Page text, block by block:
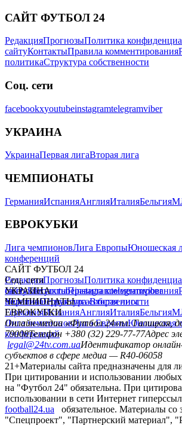
САЙТ ФУТБОЛ 24
РедакцияПрогнозыПолитика
сайтуКонтактыПравила комментирования
политикаСтруктура собственности
Соц. сети
facebookxyoutubeinstagramtelegramviber
УКРАИНА
УкраинаПервая лигаВторая лига
ЧЕМПИОНАТЫ
ГерманияИспанияАнглияИталияБельгия
ЕВРОКУБКИ
Лига чемпионовЛига ЕвропыЮношеская
конференций
САЙТ ФУТБОЛ 24
РедакцияПрогнозыПолитика
сайтуКонтактыПравила комментирования
политикаСтруктура собственности
Соц. сети
facebookxyoutubeinstagramtelegramviber
УКРАИНА
УкраинаПервая лигаВторая лига
ЧЕМПИОНАТЫ
ГерманияИспанияАнглияИталияБельгия
ЕВРОКУБКИ
Лига чемпионовЛига ЕвропыЮношеская
конференций
Онлайн-медиа «Футбол 24»пл. Галицкая,
79008Телефон +380 (32) 229-77-77Адрес
legal@24tv.com.uaИдентификатор
субъектов в сфере медиа — R40-06058
21+Материалы сайта предназначены для
При цитировании и использовании любых
на "Футбол 24" обязательна. При
использовании в сети Интернет
football24.ua
обязательное. Материалы со
"Спецпроект", "Партнерский материал",